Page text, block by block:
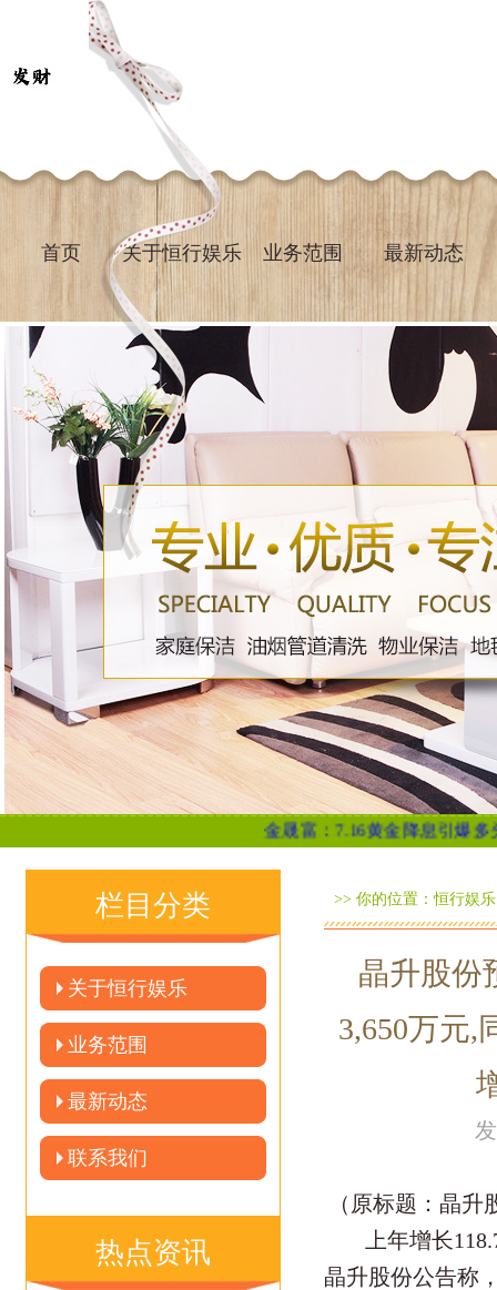
首页 关于恒行娱乐 业务范围 最新动态
金晟富：7.16黄金降息引爆多头士气
栏目分类
关于恒行娱乐
业务范围
最新动态
联系我们
热点资讯
>> 你的位置：恒行娱乐
晶升股份
3,650万元,
（原标题：晶升
上年增长
晶升股份公告称